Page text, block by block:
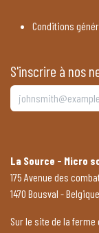
Conditions
S'inscrire à nos
La Source - Micro
175 Avenue des
1470 Bousval - Belgique
Sur le site de la